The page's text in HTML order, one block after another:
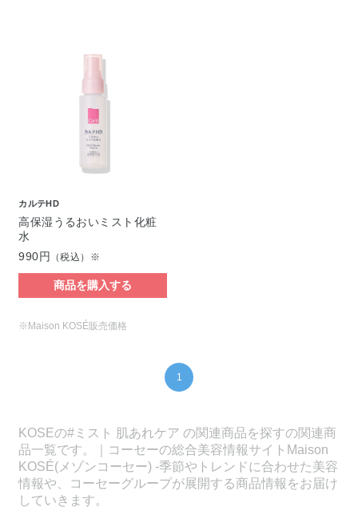
カルテHD
高保湿うるおいミスト化粧
水
990円 （税込）※
商品を購入する
※Maison KOSÉ販売価格
1
KOSEの#ミスト 肌あれケア の関連商品を探すの関連商
品一覧です。｜コーセーの総合美容情報サイトMaison
KOSÉ(メゾンコーセー) -季節やトレンドに合わせた美容
情報や、コーセーグループが展開する商品情報をお届け
していきます。